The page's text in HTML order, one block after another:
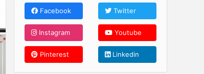
Facebook Twitter
Instagram Youtube
Pinterest Linkedin